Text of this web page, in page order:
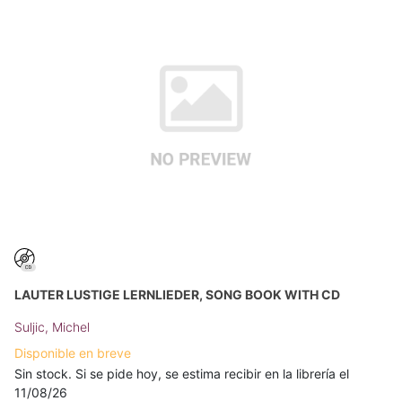
LAUTER LUSTIGE LERNLIEDER, SONG BOOK WITH CD
Suljic, Michel
Disponible en breve
Sin stock. Si se pide hoy, se estima recibir en la librería el
11/08/26